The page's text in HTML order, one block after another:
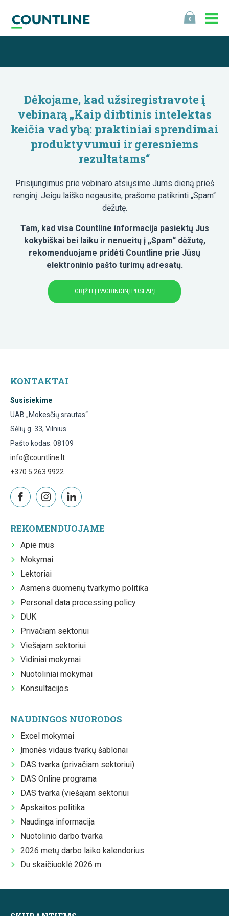
0
Dėkojame, kad užsiregistravote į
vebinarą „Kaip dirbtinis intelektas
keičia vadybą: praktiniai sprendimai
produktyvumui ir geresniems
rezultatams“
Prisijungimus prie vebinaro atsiųsime Jums dieną prieš
renginį. Jeigu laiško negausite, prašome patikrinti „Spam“
dėžutę.
Tam, kad visa Countline informacija pasiektų Jus
kokybiškai bei laiku ir nenueitų į „Spam“ dėžutę,
rekomenduojame pridėti Countline prie Jūsų
elektroninio pašto turimų adresatų.
GRĮŽTI Į PAGRINDINĮ PUSLAPĮ
KONTAKTAI
Susisiekime
UAB „Mokesčių srautas“
Sėlių g. 33, Vilnius
Pašto kodas: 08109
info@countline.lt
+370 5 263 9922
REKOMENDUOJAME
Apie mus
Mokymai
Lektoriai
Asmens duomenų tvarkymo politika
Personal data processing policy
DUK
Privačiam sektoriui
Viešajam sektoriui
Vidiniai mokymai
Nuotoliniai mokymai
Konsultacijos
NAUDINGOS NUORODOS
Excel mokymai
Įmonės vidaus tvarkų šablonai
DAS tvarka (privačiam sektoriui)
DAS Online programa
DAS tvarka (viešajam sektoriui
Apskaitos politika
Naudinga informacija
Nuotolinio darbo tvarka
2026 metų darbo laiko kalendorius
Du skaičiuoklė 2026 m.